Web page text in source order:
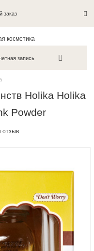
заказ
запись
Holika Holika
Powder
отзыв